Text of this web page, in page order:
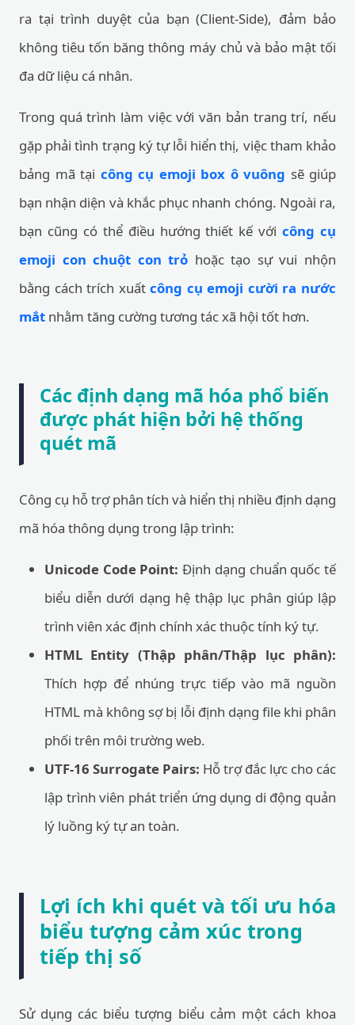
ra tại trình duyệt của bạn (Client-Side), đảm bảo
không tiêu tốn băng thông máy chủ và bảo mật tối
đa dữ liệu cá nhân.
Trong quá trình làm việc với văn bản trang trí, nếu
gặp phải tình trạng ký tự lỗi hiển thị, việc tham khảo
bảng mã tại công cụ emoji box ô vuông sẽ giúp
bạn nhận diện và khắc phục nhanh chóng. Ngoài ra,
bạn cũng có thể điều hướng thiết kế vớicông cụ
emoji con chuột con trỏ hoặc tạo sự vui nhộn
bằng cách trích xuấtcông cụ emoji cười ra nước
mắt nhằm tăng cường tương tác xã hội tốt hơn.
Các định dạng mã hóa phổ biến
được phát hiện bởi hệ thống
quét mã
Công cụ hỗ trợ phân tích và hiển thị nhiều định dạng
mã hóa thông dụng trong lập trình:
Unicode Code Point: Định dạng chuẩn quốc tế
biểu diễn dưới dạng hệ thập lục phân giúp lập
trình viên xác định chính xác thuộc tính ký tự.
HTML Entity (Thập phân/Thập lục phân):
Thích hợp để nhúng trực tiếp vào mã nguồn
HTML mà không sợ bị lỗi định dạng file khi phân
phối trên môi trường web.
UTF-16 Surrogate Pairs: Hỗ trợ đắc lực cho các
lập trình viên phát triển ứng dụng di động quản
lý luồng ký tự an toàn.
Lợi ích khi quét và tối ưu hóa
biểu tượng cảm xúc trong
tiếp thị số
Sử dụng các biểu tượng biểu cảm một cách khoa